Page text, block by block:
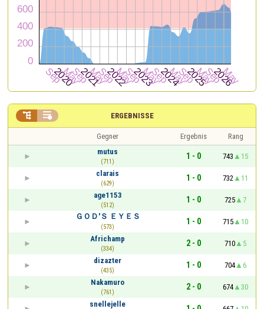
ERGEBNISSE
 
Gegner Ergebnis
Rang
mutus
(711)
1 - 0 743
15
clarais
(629)
1 - 0 732
11
age1153
(512)
1 - 0 725
7
ＧＯＤ'Ｓ ＥＹＥＳ
(573)
1 - 0 715
10
Africhamp
(334)
2 - 0 710
5
dizazter
(435)
1 - 0 704
6
Nakamuro
(761)
2 - 0 674
30
snellejelle